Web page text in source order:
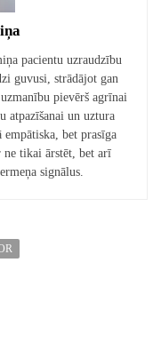
pacientu uzraudzību
guvusi, strādājot gan
pievērš agrīnai
atpazīšanai un uztura
bet prasīga
ne tikai ārstēt, bet arī
signālus.